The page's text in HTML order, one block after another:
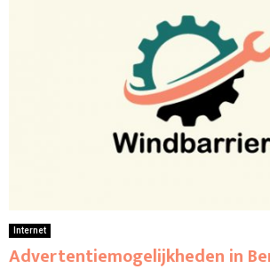
Internet
Advertentiemogelijkheden in